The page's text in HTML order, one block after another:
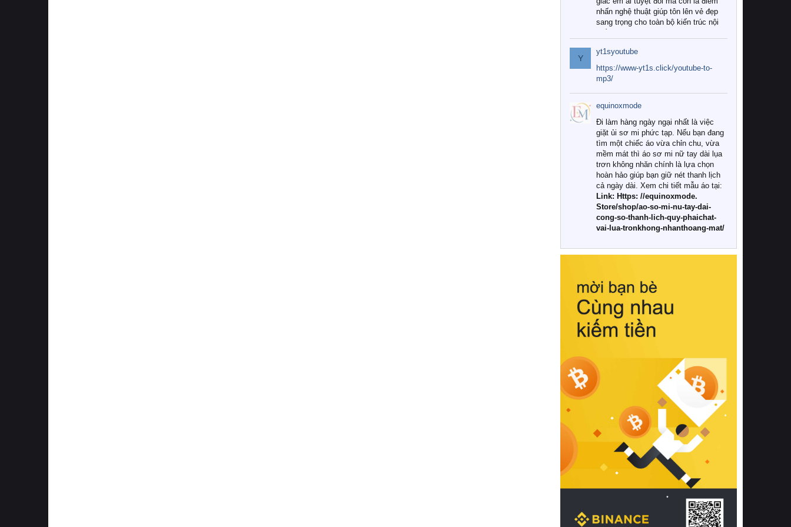
nhấn nghệ thuật giúp tôn lên vẻ đẹp
sang trọng cho toàn bộ kiến trúc nội
Tuy nhiên, giữa thị trường đa dạng
với vô vàn thương hiệu và mẫu mã
như hiện nay, làm thế nào để chọn
được những bộ chăn ga gối đệm cao
cấp thực sự chất lượng, phù hợp với
khí hậu và nhu cầu sử dụng của gia
đình? Hãy cùng chúng tôi đi tìm lời
giải đáp chi tiết qua bài viết dưới đây.
1. Tại sao các gia đình hiện đại lại ưa
chuộng chăn ga gối đệm cao cấp?
Khác với các dòng sản phẩm thông
thường, những bộ chăn ga gối đệm
cao cấp trải qua quy trình sản xuất
nghiêm ngặt từ khâu chọn lọc nguyên
liệu tự nhiên đến công nghệ dệt
nhuộm hiện đại không chứa hóa chất
này, bạn sẽ cảm nhận rõ rệt sự khác
hồi chuẩn xác của phần đệm nâng đỡ
cột sống.
Bên cạnh đó, việc lựa chọn các dòng
sản phẩm đạt chuẩn chất lượng quốc
tế còn giúp ngăn ngừa tình trạng kích
khuẩn và nấm mốc trong điều kiện
thời tiết nóng ẩm. Bạn có thể tìm hiểu
thêm các nghiên cứu khoa học về tác
động của giấc ngủ và môi trường
phòng ngủ đối với sức khỏe con
người tại Sleep Foundation (External
Link) để có cái nhìn toàn diện hơn.
2. Các tiêu chí vàng khi lựa chọn
chăn ga gối đệm cao cấp cho phòng
ngủ
Để sở hữu một bộ chăn ga gối đệm
cao cấp hoàn hảo cả về thẩm mỹ lẫn
công năng, người tiêu dùng cần cân
nhắc kỹ lưỡng các tiêu chí quan trọng
Y
yt1syoutube
https://www-yt1s.click/youtube-to-
mp3/
equinoxmode
Đi làm hàng ngày ngại nhất là việc
giặt ủi sơ mi phức tạp. Nếu bạn đang
tìm một chiếc áo vừa chỉn chu, vừa
mềm mát thì áo sơ mi nữ tay dài lụa
trơn không nhăn chính là lựa chọn
hoàn hảo giúp bạn giữ nét thanh lịch
cả ngày dài. Xem chi tiết mẫu áo tại:
Link: Https: //equinoxmode.
Store/shop/ao-so-mi-nu-tay-dai-
cong-so-thanh-lich-quy-phaichat-
vai-lua-tronkhong-nhanthoang-mat/